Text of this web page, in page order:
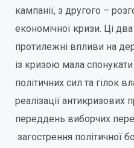
кампанії, з другого –
економічної кризи. Ці
протилежні впливи на
із кризою мала спонукати
політичних сил та гілок
реалізації антикризових
переддень виборчих
загострення політичної